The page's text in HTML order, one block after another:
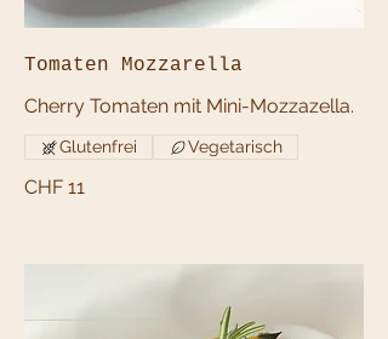
Tomaten Mozzarella
Cherry Tomaten mit Mini-Mozzazella.
CHF 11
Glutenfrei Vegetarisch